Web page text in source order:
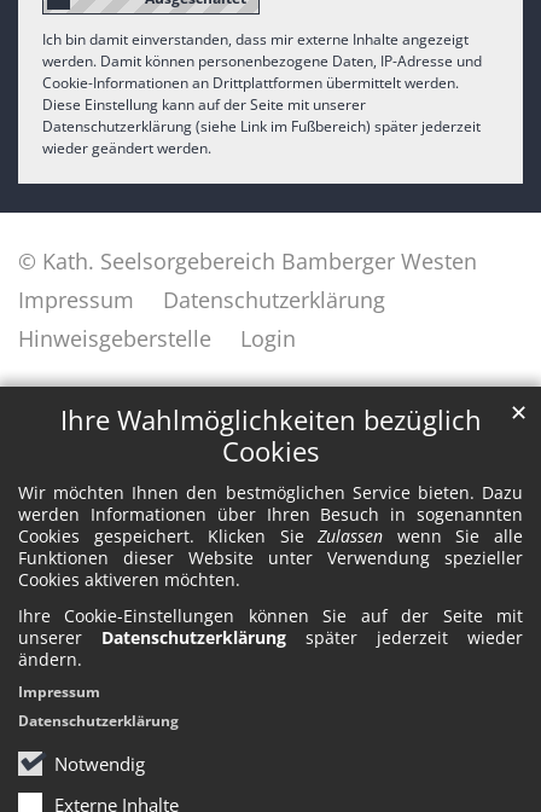
Ihre Wahlmöglichkeiten bezüglich
Cookies
Wir möchten Ihnen den bestmöglichen Service bieten. Dazu
werden Informationen über Ihren Besuch in sogenannten
Cookies gespeichert. Klicken SieZulassen wenn Sie alle
Funktionen dieser Website unter Verwendung spezieller
Cookies aktiveren möchten.
Ihre Cookie-Einstellungen können Sie auf der Seite mit
unserer Datenschutzerklärung später jederzeit wieder
ändern.
Notwendig
Externe Inhalte
✕
Impressum
Datenschutzerklärung
Ich bin damit einverstanden, dass mir externe Inhalte angezeigt
werden. Damit können personenbezogene Daten, IP-Adresse und
Cookie-Informationen an Drittplattformen übermittelt werden.
Diese Einstellung kann auf der Seite mit unserer
Datenschutzerklärung (siehe Link im Fußbereich) später jederzeit
wieder geändert werden.
© Kath. Seelsorgebereich Bamberger Westen
Impressum
Datenschutzerklärung
Hinweisgeberstelle
Login